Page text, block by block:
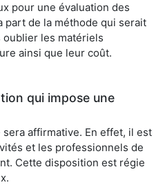
pour une évaluation des
part de la méthode qui serait
oublier les matériels
ainsi que leur coût.
qui impose une
affirmative. En effet, il est
et les professionnels de
Cette disposition est régie